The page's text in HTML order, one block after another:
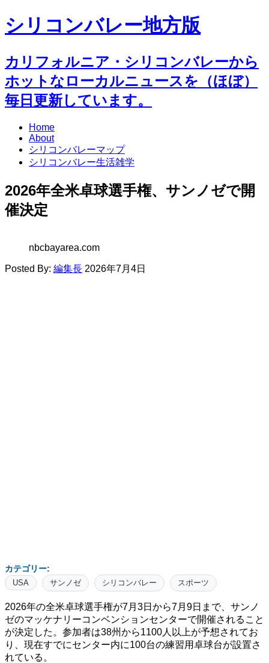
シリコンバレー地方版
カリフォルニア・シリコンバレーから
ホットなローカルニュースを（ほぼ）
毎日更新しています。
Home
About
シリコンバレーマップ
シリコンバレー生活雑学
2026年全米卓球選手権、サンノゼで開
催決定
nbcbayarea.com
Posted By: 編集長 2026年7月4日
カテゴリー:
USA サンノゼ シリコンバレー スポーツ
2026年の全米卓球選手権が7月3日から7月9日まで、サンノ
ゼのマッケナリーコンベンションセンターで開催されること
が決定した。参加者は38州から1100人以上が予想されてお
り、現在すでにセンター内に100台の練習用卓球台が設置さ
れている。